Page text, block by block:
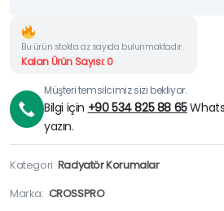
Bu ürün stokta az sayıda bulunmaktadır.
Kalan Ürün Sayısı: 0
Müşteri temsilcimiz sizi bekliyor.
Bilgi için +90 534 825 88 65
yazın.
Kategori Radyatör Korumalar
Marka: CROSSPRO